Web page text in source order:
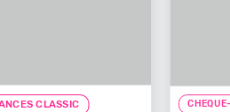
CLASSIC CHEQUE-